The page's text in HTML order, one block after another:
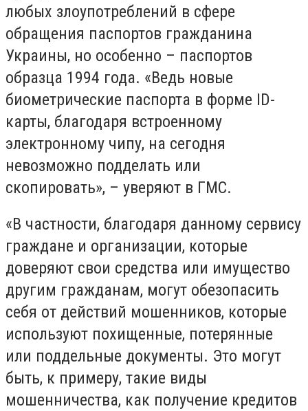
любых злоупотреблений в сфере
обращения паспортов гражданина
Украины, но особенно – паспортов
образца 1994 года. «Ведь новые
биометрические паспорта в форме ID-
карты, благодаря встроенному
электронному чипу, на сегодня
невозможно подделать или
скопировать», – уверяют в ГМС.
«В частности, благодаря данному сервису
граждане и организации, которые
доверяют свои средства или имущество
другим гражданам, могут обезопасить
себя от действий мошенников, которые
используют похищенные, потерянные
или поддельные документы. Это могут
быть, к примеру, такие виды
мошенничества, как получение кредитов